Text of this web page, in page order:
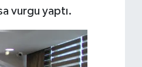
vurgu yaptı.